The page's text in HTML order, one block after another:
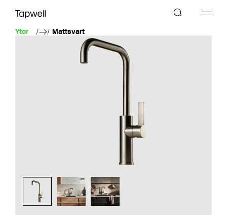
Ytor Mattsvart